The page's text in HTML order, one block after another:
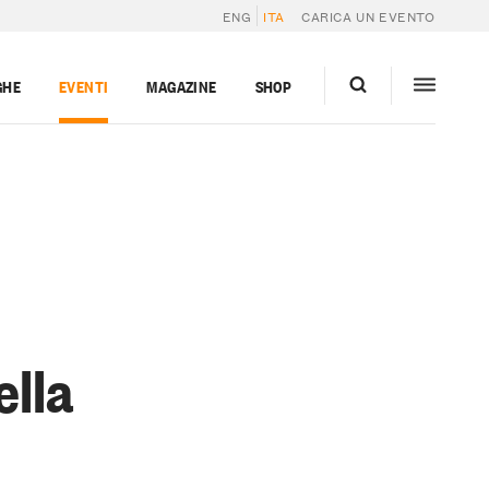
ENG ITA CARICA UN EVENTO
EVENTI MAGAZINE SHOP